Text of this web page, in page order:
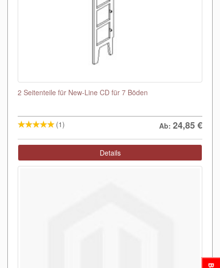
2 Seitenteile für New-Line CD für 7 Böden
(1) Ab: 24,85€
Details